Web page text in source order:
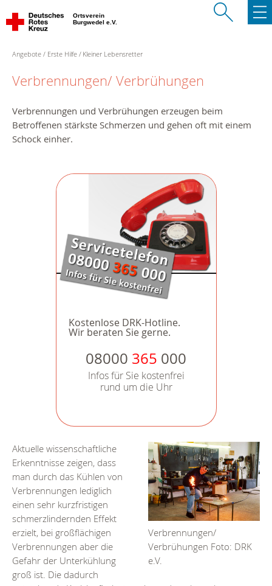
Ortsverein
Burgwedel e.V.
Angebote Erste Hilfe Kleiner Lebensretter
Verbrennungen/ Verbrühungen
Verbrennungen und Verbrühungen erzeugen beim
Betroffenen stärkste Schmerzen und gehen oft mit einem
Schock einher.
Kostenlose DRK-Hotline.
Wir beraten Sie gerne.
08000 365 000
Infos für Sie kostenfrei
rund um die Uhr
Verbrennungen/
Verbrühungen Foto: DRK
e.V.
Aktuelle wissenschaftliche
Erkenntnisse zeigen, dass
man durch das Kühlen von
Verbrennungen lediglich
einen sehr kurzfristigen
schmerzlindernden Effekt
erzielt, bei großflächigen
Verbrennungen aber die
Gefahr der Unterkühlung
groß ist. Die dadurch